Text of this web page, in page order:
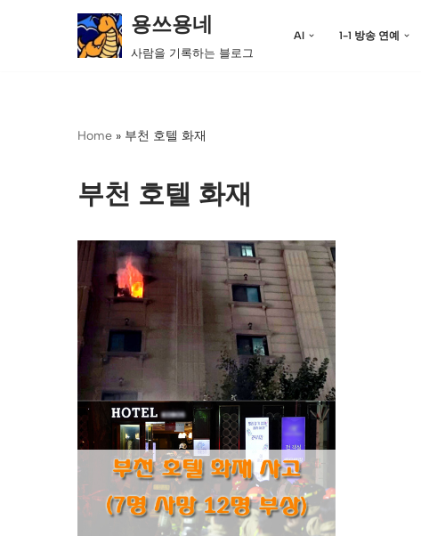
용쓰용네
사람을 기록하는 블로그
AI 1-1 방송 연예
Home » 부천 호텔 화재
부천 호텔 화재